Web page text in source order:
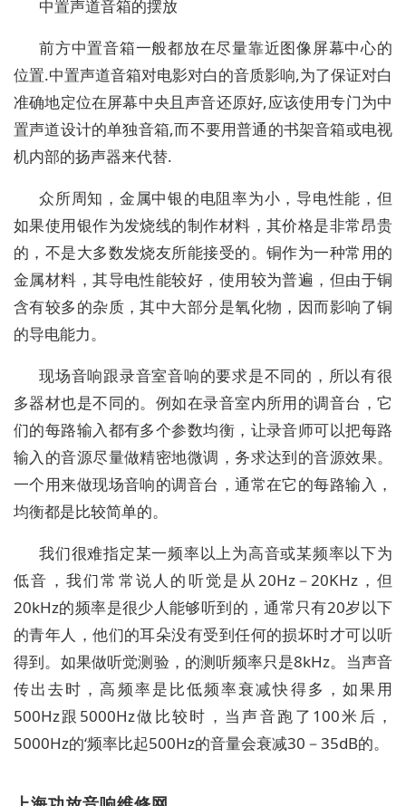
中置声道音箱的摆放
前方中置音箱一般都放在尽量靠近图像屏幕中心的
位置.中置声道音箱对电影对白的音质影响,为了保证对白
准确地定位在屏幕中央且声音还原好,应该使用专门为中
置声道设计的单独音箱,而不要用普通的书架音箱或电视
机内部的扬声器来代替.
众所周知，金属中银的电阻率为小，导电性能，但
如果使用银作为发烧线的制作材料，其价格是非常昂贵
的，不是大多数发烧友所能接受的。铜作为一种常用的
金属材料，其导电性能较好，使用较为普遍，但由于铜
含有较多的杂质，其中大部分是氧化物，因而影响了铜
的导电能力。
现场音响跟录音室音响的要求是不同的，所以有很
多器材也是不同的。例如在录音室内所用的调音台，它
们的每路输入都有多个参数均衡，让录音师可以把每路
输入的音源尽量做精密地微调，务求达到的音源效果。
一个用来做现场音响的调音台，通常在它的每路输入，
均衡都是比较简单的。
我们很难指定某一频率以上为高音或某频率以下为
低音，我们常常说人的听觉是从20Hz－20KHz，但
20kHz的频率是很少人能够听到的，通常只有20岁以下
的青年人，他们的耳朵没有受到任何的损坏时才可以听
得到。如果做听觉测验，的测听频率只是8kHz。当声音
传出去时，高频率是比低频率衰减快得多，如果用
500Hz跟5000Hz做比较时，当声音跑了100米后，
5000Hz的‘频率比起500Hz的音量会衰减30－35dB的。